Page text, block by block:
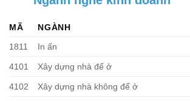
MÃ
NGÀNH
1811
In ấn
4101 Xây dựng nhà để ở
4102 Xây dựng nhà không để ở